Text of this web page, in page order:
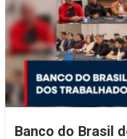
Banco do Brasil